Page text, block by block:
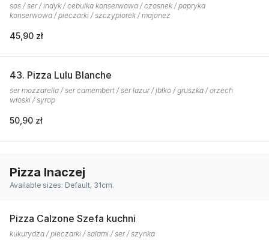
sos / ser / indyk / cebulka konserwowa / czosnek / papryka
konserwowa / pieczarki / szczypiorek / majonez
45,90 zł
43. Pizza Lulu Blanche
ser mozzarella / ser camembert / ser lazur / jbłko / gruszka / orzech
włoski / syrop
50,90 zł
Pizza Inaczej
Available sizes: Default, 31cm.
Pizza Calzone Szefa kuchni
kukurydza / pieczarki / salami / ser / szynka